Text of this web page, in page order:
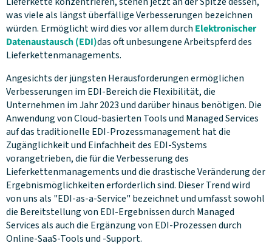
was viele als längst überfällige Verbesserungen bezeichnen
würden. Ermöglicht wird dies vor allem durch Elektronischer
Datenaustausch (EDI)das oft unbesungene Arbeitspferd des
Lieferkettenmanagements.
Angesichts der jüngsten Herausforderungen ermöglichen
Verbesserungen im EDI-Bereich die Flexibilität, die
Unternehmen im Jahr 2023 und darüber hinaus benötigen. Die
Anwendung von Cloud-basierten Tools und Managed Services
auf das traditionelle EDI-Prozessmanagement hat die
Zugänglichkeit und Einfachheit des EDI-Systems
vorangetrieben, die für die Verbesserung des
Lieferkettenmanagements und die drastische Veränderung der
Ergebnismöglichkeiten erforderlich sind. Dieser Trend wird
von uns als "EDI-as-a-Service" bezeichnet und umfasst sowohl
die Bereitstellung von EDI-Ergebnissen durch Managed
Services als auch die Ergänzung von EDI-Prozessen durch
Online-SaaS-Tools und -Support.